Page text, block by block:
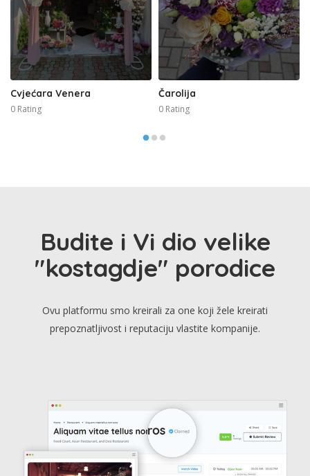
Cvjećara Venera
0 Rating
Čarolija
0 Rating
Budite i Vi dio velike
"kostagdje" porodice
Ovu platformu smo kreirali za one koji žele kreirati
prepoznatljivost i reputaciju vlastite kompanije.